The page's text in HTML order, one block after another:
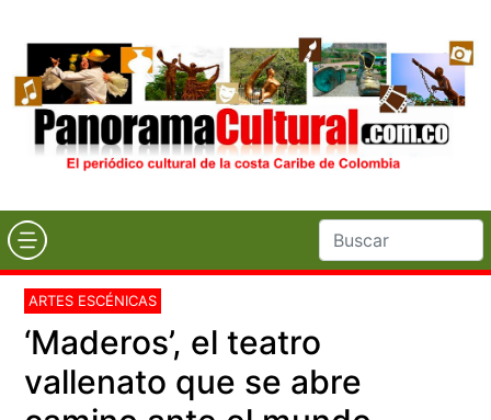
ARTES ESCÉNICAS
‘Maderos’, el teatro
vallenato que se abre